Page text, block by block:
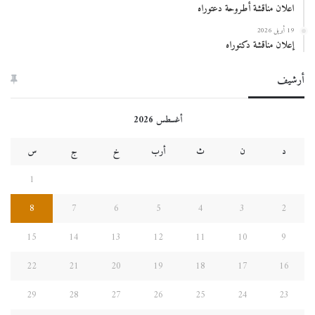
اعلان مناقشة أطروحة دعتوراه
19 أبريل 2026
إعلان مناقشة دكتوراه
أرشيف
أغسطس 2026
د
ن ث أرب خ ج
س
1
2
3
4
5
6
7
8
9
10
11
12
13
14
15
16
17
18
19
20
21
22
23
24
25
26
27
28
29